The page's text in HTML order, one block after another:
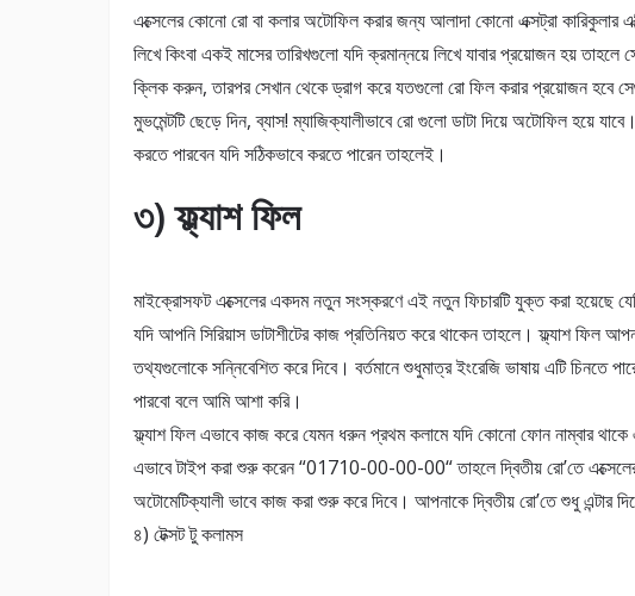
এক্সেলের কোনো রো বা কলার অটোফিল করার জন্য আলাদা কোনো এক্সট্রা কারিকুলার
লিখে কিংবা একই মাসের তারিখগুলো যদি ক্রমান্নয়ে লিখে যাবার প্রয়োজন হয়
ক্লিক করুন, তারপর সেখান থেকে ড্রাগ করে যতগুলো রো ফিল করার প্রয়োজন হবে
মুভমেন্টটি ছেড়ে দিন, ব্যাস! ম্যাজিক্যালীভাবে রো গুলো ডাটা দিয়ে অটোফিল হয়ে
করতে পারবেন যদি সঠিকভাবে করতে পারেন তাহলেই।
৩) ফ্ল্যাশ ফিল
মাইক্রোসফট এক্সেলের একদম নতুন সংস্করণে এই নতুন ফিচারটি যুক্ত করা হয়েছে
যদি আপনি সিরিয়াস ডাটাশীটের কাজ প্রতিনিয়ত করে থাকেন তাহলে। ফ্ল্যাশ ফিল
তথ্যগুলোকে সন্নিবেশিত করে দিবে। বর্তমানে শুধুমাত্র ইংরেজি ভাষায় এটি চিনতে
পারবো বলে আমি আশা করি।
ফ্ল্যাশ ফিল এভাবে কাজ করে যেমন ধরুন প্রথম কলামে যদি কোনো ফোন নাম্বার
এভাবে টাইপ করা শুরু করেন “01710-00-00-00“ তাহলে দ্বিতীয় রো’তে
অটোমেটিক্যালী ভাবে কাজ করা শুরু করে দিবে। আপনাকে দ্বিতীয় রো’তে শুধু এন্টার
৪) টেক্সট টু কলামস